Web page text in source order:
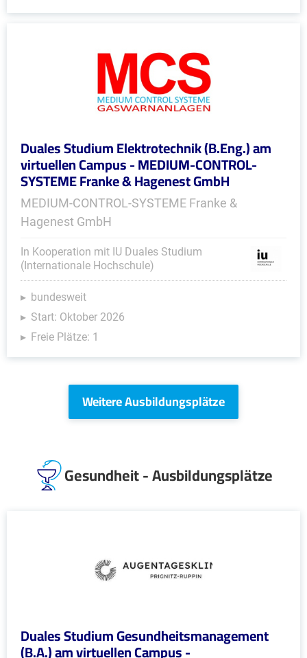
Duales Studium Elektrotechnik (B.Eng.) am
virtuellen Campus - MEDIUM-CONTROL-
SYSTEME Franke & Hagenest GmbH
MEDIUM-CONTROL-SYSTEME Franke &
Hagenest GmbH
In Kooperation mit IU Duales Studium
(Internationale Hochschule)
bundesweit
Start: Oktober 2026
Freie Plätze: 1
Weitere Ausbildungsplätze
Gesundheit - Ausbildungsplätze
Duales Studium Gesundheitsmanagement
(B.A.) am virtuellen Campus -